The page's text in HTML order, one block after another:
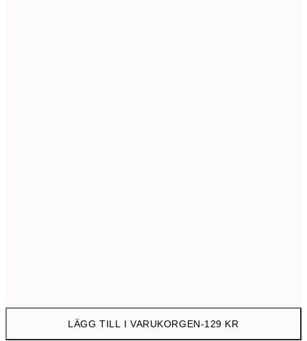
LÄGG TILL I VARUKORGEN-129 KR